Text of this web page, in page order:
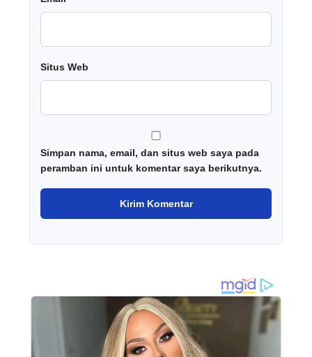
Situs Web
Simpan nama, email, dan situs web saya pada
peramban ini untuk komentar saya berikutnya.